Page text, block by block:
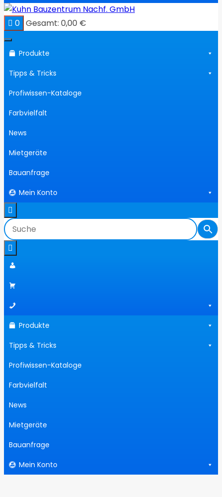
0 Gesamt: 0,00 €
Produkte
Tipps & Tricks
Profiwissen-Kataloge
Farbvielfalt
News
Mietgeräte
Bauanfrage
Mein Konto
Produkte
Tipps & Tricks
Profiwissen-Kataloge
Farbvielfalt
News
Mietgeräte
Bauanfrage
Mein Konto